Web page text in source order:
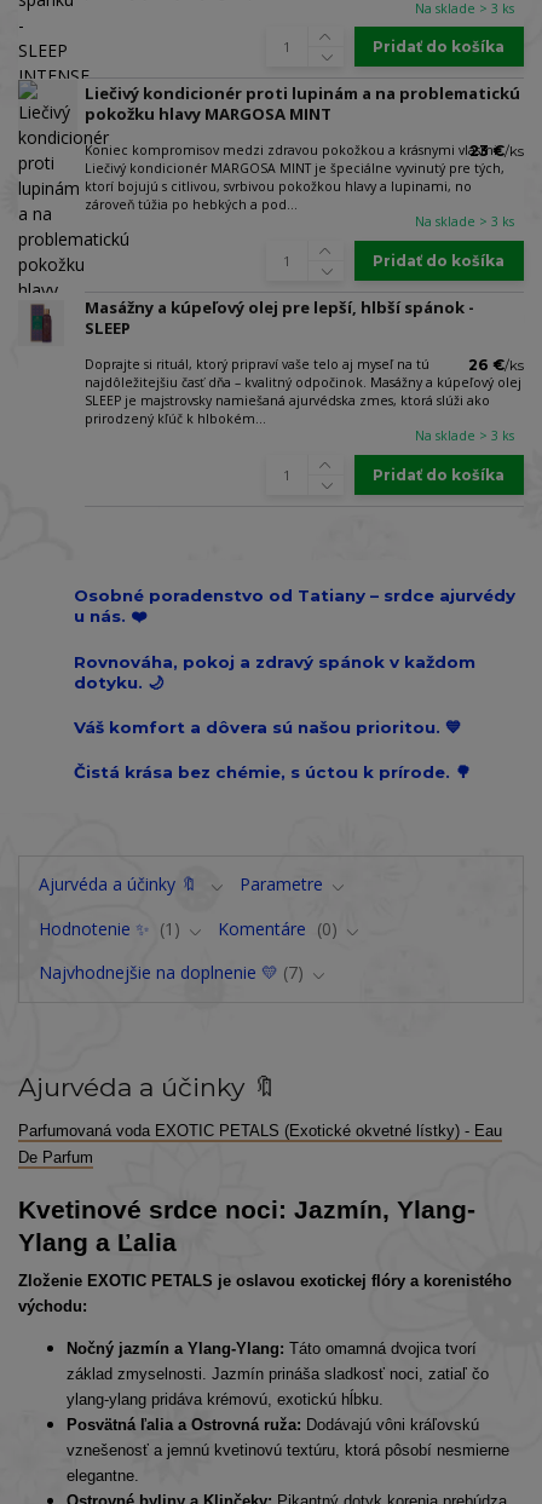
Na sklade > 3 ks
Pridať do košíka
Liečivý kondicionér proti lupinám a na problematickú
pokožku hlavy MARGOSA MINT
Koniec kompromisov medzi zdravou pokožkou a krásnymi vlasmi.
Liečivý kondicionér MARGOSA MINT je špeciálne vyvinutý pre tých,
ktorí bojujú s citlivou, svrbivou pokožkou hlavy a lupinami, no
zároveň túžia po hebkých a pod...
23 €/ks
Na sklade > 3 ks
Pridať do košíka
Masážny a kúpeľový olej pre lepší, hlbší spánok -
SLEEP
Doprajte si rituál, ktorý pripraví vaše telo aj myseľ na tú
najdôležitejšiu časť dňa – kvalitný odpočinok. Masážny a kúpeľový olej
SLEEP je majstrovsky namiešaná ajurvédska zmes, ktorá slúži ako
prirodzený kľúč k hlbokém...
26 €/ks
Na sklade > 3 ks
Pridať do košíka
Osobné poradenstvo od Tatiany – srdce ajurvédy
u nás. ❤️
Rovnováha, pokoj a zdravý spánok v každom
dotyku. 🌙
Váš komfort a dôvera sú našou prioritou. 💙
Čistá krása bez chémie, s úctou k prírode. 🌳
Ajurvéda a účinky 🔖
Parametre
Hodnotenie ✨
1 Komentáre
0
Najvhodnejšie na doplnenie 💛 7
Ajurvéda a účinky 🔖
Parfumovaná voda EXOTIC PETALS (Exotické okvetné lístky) - Eau
De Parfum
Kvetinové srdce noci: Jazmín, Ylang-
Ylang a Ľalia
Zloženie EXOTIC PETALS je oslavou exotickej flóry a korenistého
východu:
Nočný jazmín a Ylang-Ylang: Táto omamná dvojica tvorí
základ zmyselnosti. Jazmín prináša sladkosť noci, zatiaľ čo
ylang-ylang pridáva krémovú, exotickú hĺbku.
Posvätná ľalia a Ostrovná ruža: Dodávajú vôni kráľovskú
vznešenosť a jemnú kvetinovú textúru, ktorá pôsobí nesmierne
elegantne.